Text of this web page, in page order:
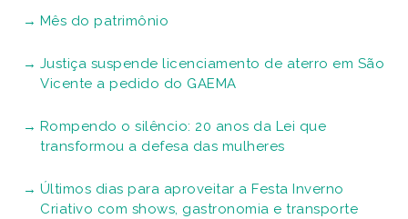
Mês do patrimônio
Justiça suspende licenciamento de aterro em São
Vicente a pedido do GAEMA
Rompendo o silêncio: 20 anos da Lei que
transformou a defesa das mulheres
Últimos dias para aproveitar a Festa Inverno
Criativo com shows, gastronomia e transporte